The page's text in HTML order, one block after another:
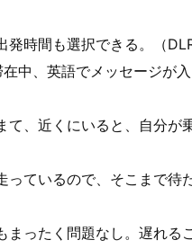
時間も選択できる。（
中、英語でメッセージが
、近くにいると、自分が
ているので、そこまで待
ったく問題なし。遅れる